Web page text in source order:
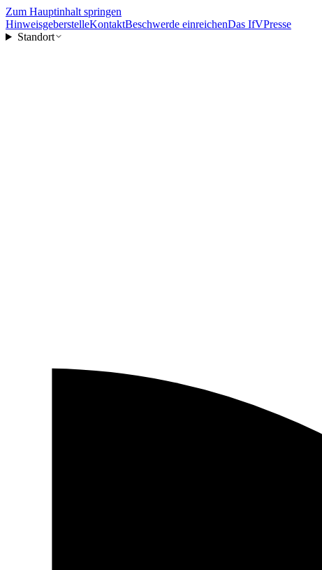
Zum Hauptinhalt springen
HinweisgeberstelleKontaktBeschwerde einreichenDas IfVPresse
Standort